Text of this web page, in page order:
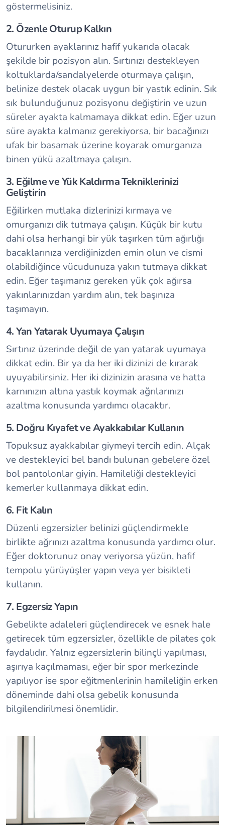
göstermelisiniz.
2. Özenle Oturup Kalkın
Otururken ayaklarınız hafif yukarıda olacak
şekilde bir pozisyon alın. Sırtınızı destekleyen
koltuklarda/sandalyelerde oturmaya çalışın,
belinize destek olacak uygun bir yastık edinin. Sık
sık bulunduğunuz pozisyonu değiştirin ve uzun
süreler ayakta kalmamaya dikkat edin. Eğer uzun
süre ayakta kalmanız gerekiyorsa, bir bacağınızı
ufak bir basamak üzerine koyarak omurganıza
binen yükü azaltmaya çalışın.
3. Eğilme ve Yük Kaldırma Tekniklerinizi
Geliştirin
Eğilirken mutlaka dizlerinizi kırmaya ve
omurganızı dik tutmaya çalışın. Küçük bir kutu
dahi olsa herhangi bir yük taşırken tüm ağırlığı
bacaklarınıza verdiğinizden emin olun ve cismi
olabildiğince vücudunuza yakın tutmaya dikkat
edin. Eğer taşımanız gereken yük çok ağırsa
yakınlarınızdan yardım alın, tek başınıza
taşımayın.
4. Yan Yatarak Uyumaya Çalışın
Sırtınız üzerinde değil de yan yatarak uyumaya
dikkat edin. Bir ya da her iki dizinizi de kırarak
uyuyabilirsiniz. Her iki dizinizin arasına ve hatta
karnınızın altına yastık koymak ağrılarınızı
azaltma konusunda yardımcı olacaktır.
5. Doğru Kıyafet ve Ayakkabılar Kullanın
Topuksuz ayakkabılar giymeyi tercih edin. Alçak
ve destekleyici bel bandı bulunan gebelere özel
bol pantolonlar giyin. Hamileliği destekleyici
kemerler kullanmaya dikkat edin.
6. Fit Kalın
Düzenli egzersizler belinizi güçlendirmekle
birlikte ağrınızı azaltma konusunda yardımcı olur.
Eğer doktorunuz onay veriyorsa yüzün, hafif
tempolu yürüyüşler yapın veya yer bisikleti
kullanın.
7. Egzersiz Yapın
Gebelikte adaleleri güçlendirecek ve esnek hale
getirecek tüm egzersizler, özellikle de pilates çok
faydalıdır. Yalnız egzersizlerin bilinçli yapılması,
aşırıya kaçılmaması, eğer bir spor merkezinde
yapılıyor ise spor eğitmenlerinin hamileliğin erken
döneminde dahi olsa gebelik konusunda
bilgilendirilmesi önemlidir.